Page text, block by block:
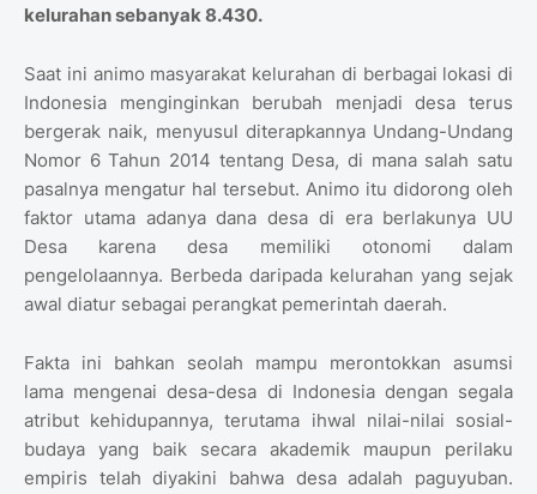
kelurahan sebanyak 8.430.
Saat ini animo masyarakat kelurahan di berbagai lokasi di
Indonesia menginginkan berubah menjadi desa terus
bergerak naik, menyusul diterapkannya Undang-Undang
Nomor 6 Tahun 2014 tentang Desa, di mana salah satu
pasalnya mengatur hal tersebut. Animo itu didorong oleh
faktor utama adanya dana desa di era berlakunya UU
Desa karena desa memiliki otonomi dalam
pengelolaannya. Berbeda daripada kelurahan yang sejak
awal diatur sebagai perangkat pemerintah daerah.
Fakta ini bahkan seolah mampu merontokkan asumsi
lama mengenai desa-desa di Indonesia dengan segala
atribut kehidupannya, terutama ihwal nilai-nilai sosial-
budaya yang baik secara akademik maupun perilaku
empiris telah diyakini bahwa desa adalah paguyuban.